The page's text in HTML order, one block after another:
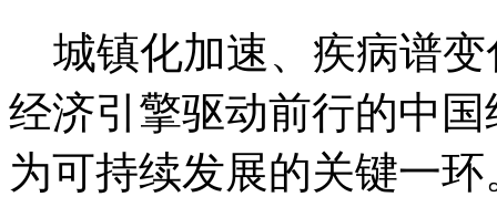
城镇化加速、疾病谱变
经济引擎驱动前行的中
为可持续发展的关键一环